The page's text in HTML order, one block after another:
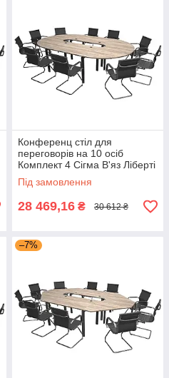
Конференц стіл для
переговорів на 10 осіб
Комплект 4 Сігма В'яз Ліберті
Димчастий каркас Чорний
графіт AMF
Під замовлення
28 469,16 ₴ 30 612 ₴
–7%